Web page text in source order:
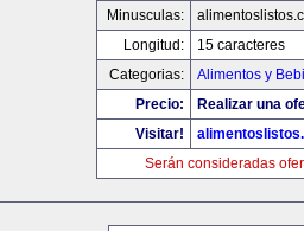
Minusculas:
Longitud:
15 caracteres
Categorias:
Alimentos y
Precio:
Realizar una
Visitar!
Serán consideradas